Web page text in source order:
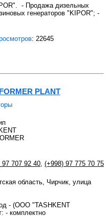
- Продажа дизельных
генераторов "KIPOR"; -
: 22645
PLANT
97 707 92 40 (+998) 97 775 70 75
область, Чирчик, улица
- (OOO "TASHKENT
- комплектно